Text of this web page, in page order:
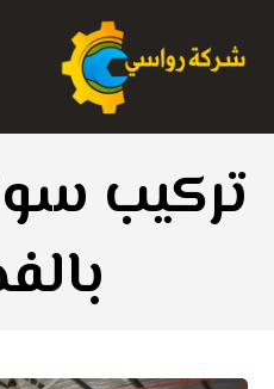
تركيب